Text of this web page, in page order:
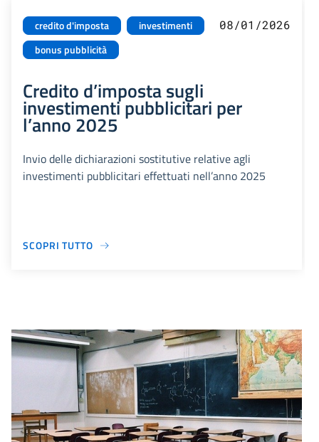
credito d'imposta
investimenti
bonus pubblicità
08/01/2026
Credito d’imposta sugli
investimenti pubblicitari per
l’anno 2025
Invio delle dichiarazioni sostitutive relative agli
investimenti pubblicitari effettuati nell’anno 2025
SCOPRI TUTTO